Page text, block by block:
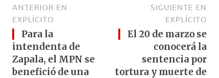
ANTERIOR EN
EXPLÍCITO
Para la
intendenta de
Zapala, el MPN se
benefició de una
SIGUIENTE EN
EXPLÍCITO
El 20 de marzo se
conocerá la
sentencia por
tortura y muerte de